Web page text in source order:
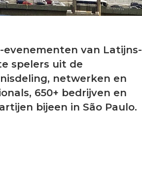
van Latijns-
spelers uit de
netwerken en
650+ bedrijven en
bijeen in São Paulo.